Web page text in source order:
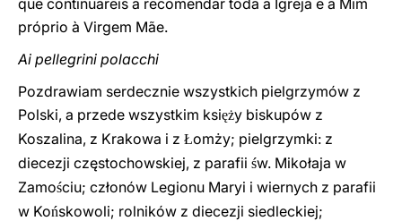
que continuareis a recomendar toda a Igreja e a Mim
próprio à Virgem Mãe.
Ai pellegrini polacchi
Pozdrawiam serdecznie wszystkich pielgrzymów z
Polski, a przede wszystkim księży biskupów z
Koszalina, z Krakowa i z Łomży; pielgrzymki: z
diecezji częstochowskiej, z parafii św. Mikołaja w
Zamościu; członów Legionu Maryi i wiernych z parafii
w Końskowoli; rolników z diecezji siedleckiej;